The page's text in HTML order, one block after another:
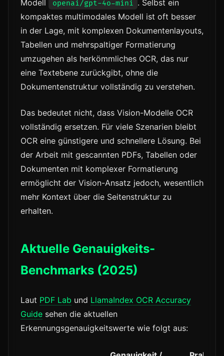
Modell openai/gpt-4o-mini . Selbst ein
kompaktes multimodales Modell ist oft besser
in der Lage, mit komplexen Dokumentenlayouts,
Tabellen und mehrspaltiger Formatierung
umzugehen als herkömmliches OCR, das nur
eine Textebene zurückgibt, ohne die
Dokumentenstruktur vollständig zu verstehen.
Das bedeutet nicht, dass Vision-Modelle OCR
vollständig ersetzen. Für viele Szenarien bleibt
OCR eine günstigere und schnellere Lösung. Bei
der Arbeit mit gescannten PDFs, Tabellen oder
Dokumenten mit komplexer Formatierung
ermöglicht der Vision-Ansatz jedoch, wesentlich
mehr Kontext über die Seitenstruktur zu
erhalten.
Aktuelle Genauigkeits-
Benchmarks (2025)
Laut PDF Lab und LlamaIndex OCR Accuracy
Guide sehen die aktuellen
Erkennungsgenauigkeitswerte wie folgt aus: